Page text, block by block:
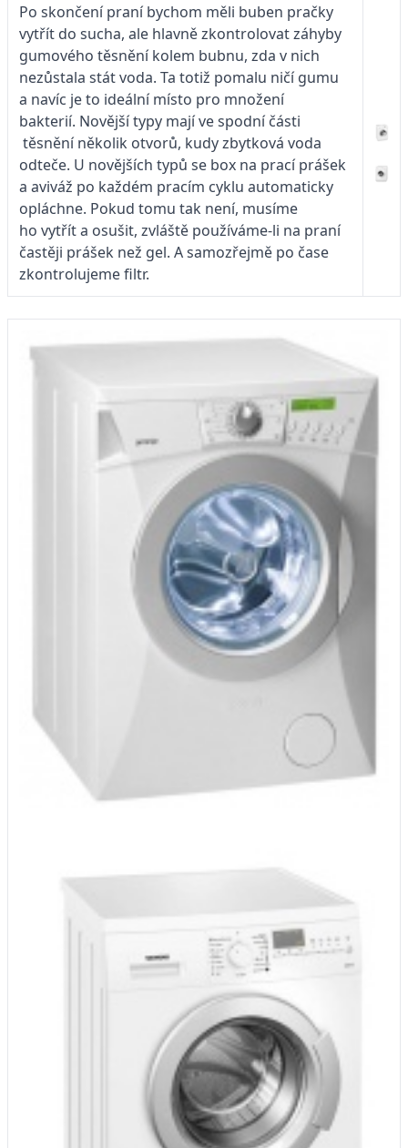
Po skončení praní bychom měli buben pračky
vytřít do sucha, ale hlavně zkontrolovat záhyby
gumového těsnění kolem bubnu, zda v nich
nezůstala stát voda. Ta totiž pomalu ničí gumu
a navíc je to ideální místo pro množení
bakterií. Novější typy mají ve spodní části
těsnění několik otvorů, kudy zbytková voda
odteče. U novějších typů se box na prací prášek
a aviváž po každém pracím cyklu automaticky
opláchne. Pokud tomu tak není, musíme
ho vytřít a osušit, zvláště používáme-li na praní
častěji prášek než gel. A samozřejmě po čase
zkontrolujeme filtr.